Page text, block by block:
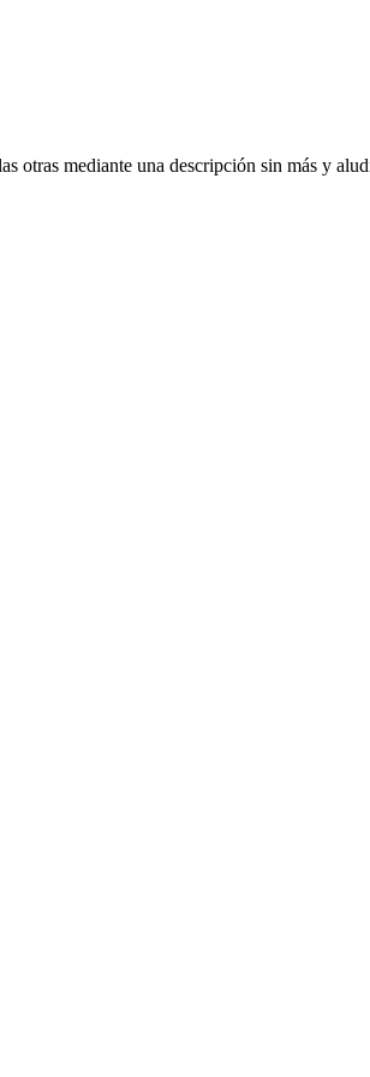
otras mediante una descripción sin más y